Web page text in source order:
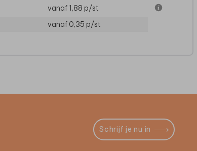
vanaf 1,88 p/st
vanaf 0,35 p/st
Schrijf je nu in